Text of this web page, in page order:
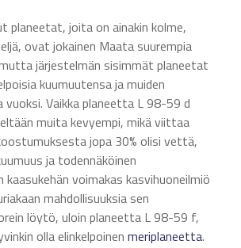
planeetat, joita on ainakin kolme,
ovat jokainen Maata suurempia
järjestelmän sisimmät planeetat
kuumuutensa ja muiden
vuoksi. Vaikka planeetta L 98-59 d
muita kevyempi, mikä viittaa
jopa 30% olisi vettä,
ja todennäköinen
voimakas kasvihuoneilmiö
mahdollisuuksia sen
löytö, uloin planeetta L 98-59 f,
olla elinkelpoinen meriplaneetta.